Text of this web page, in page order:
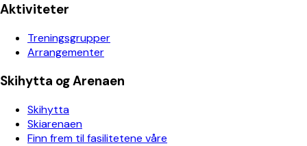
Aktiviteter
Treningsgrupper
Arrangementer
Skihytta og Arenaen
Skihytta
Skiarenaen
Finn frem til fasilitetene våre